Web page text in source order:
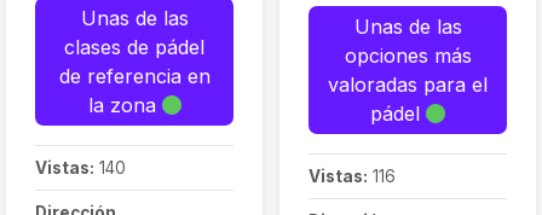
Unas de las
clases de pádel
de referencia en
la zona
Vistas: 140
Unas de las
opciones más
valoradas para el
pádel
Vistas: 116